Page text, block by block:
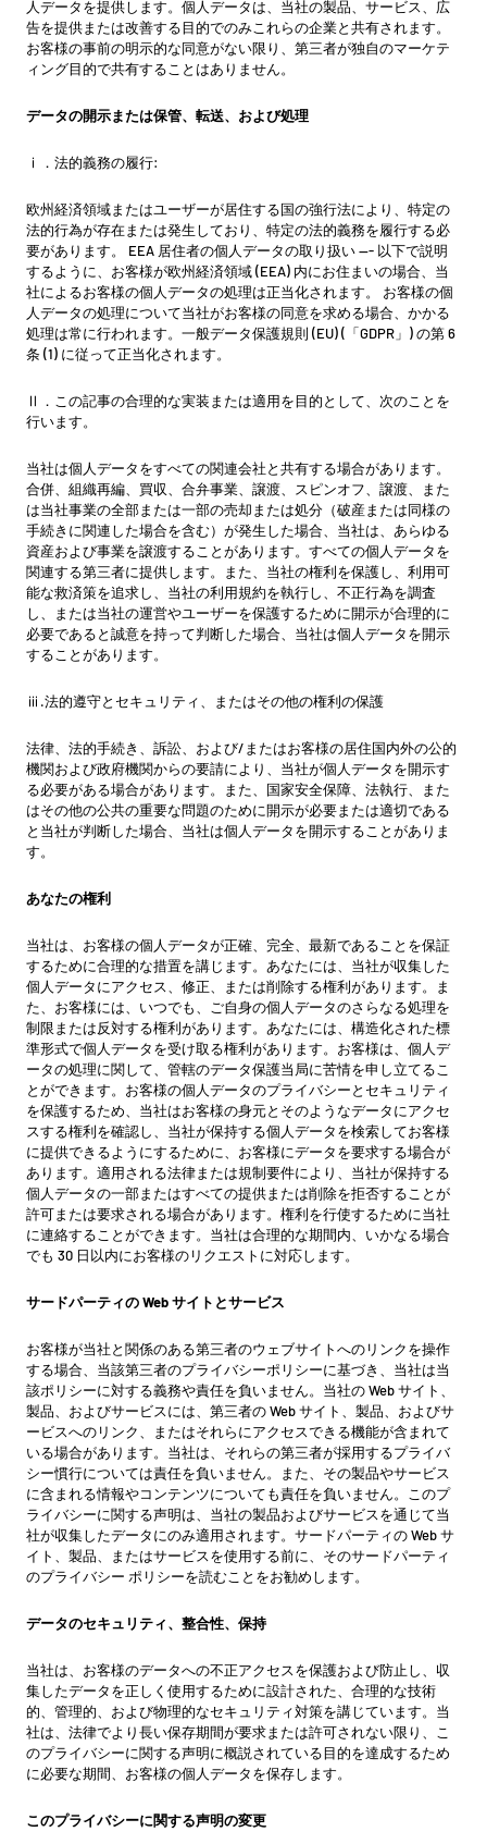
人データを提供します。個人データは、当社の製品、サービス、広
告を提供または改善する目的でのみこれらの企業と共有されます。
お客様の事前の明示的な同意がない限り、第三者が独自のマーケテ
ィング目的で共有することはありません。
データの開示または保管、転送、および処理
ⅰ．法的義務の履行:
欧州経済領域またはユーザーが居住する国の強行法により、特定の
法的行為が存在または発生しており、特定の法的義務を履行する必
要があります。 EEA 居住者の個人データの取り扱い --- 以下で説明
するように、お客様が欧州経済領域 (EEA) 内にお住まいの場合、当
社によるお客様の個人データの処理は正当化されます。 お客様の個
人データの処理について当社がお客様の同意を求める場合、かかる
処理は常に行われます。一般データ保護規則 (EU) (「GDPR」) の第 6
条 (1) に従って正当化されます。
Ⅱ．この記事の合理的な実装または適用を目的として、次のことを
行います。
当社は個人データをすべての関連会社と共有する場合があります。
合併、組織再編、買収、合弁事業、譲渡、スピンオフ、譲渡、また
は当社事業の全部または一部の売却または処分（破産または同様の
手続きに関連した場合を含む）が発生した場合、当社は、あらゆる
資産および事業を譲渡することがあります。すべての個人データを
関連する第三者に提供します。また、当社の権利を保護し、利用可
能な救済策を追求し、当社の利用規約を執行し、不正行為を調査
し、または当社の運営やユーザーを保護するために開示が合理的に
必要であると誠意を持って判断した場合、当社は個人データを開示
することがあります。
ⅲ.法的遵守とセキュリティ、またはその他の権利の保護
法律、法的手続き、訴訟、および/またはお客様の居住国内外の公的
機関および政府機関からの要請により、当社が個人データを開示す
る必要がある場合があります。また、国家安全保障、法執行、また
はその他の公共の重要な問題のために開示が必要または適切である
と当社が判断した場合、当社は個人データを開示することがありま
す。
あなたの権利
当社は、お客様の個人データが正確、完全、最新であることを保証
するために合理的な措置を講じます。あなたには、当社が収集した
個人データにアクセス、修正、または削除する権利があります。ま
た、お客様には、いつでも、ご自身の個人データのさらなる処理を
制限または反対する権利があります。あなたには、構造化された標
準形式で個人データを受け取る権利があります。お客様は、個人デ
ータの処理に関して、管轄のデータ保護当局に苦情を申し立てるこ
とができます。お客様の個人データのプライバシーとセキュリティ
を保護するため、当社はお客様の身元とそのようなデータにアクセ
スする権利を確認し、当社が保持する個人データを検索してお客様
に提供できるようにするために、お客様にデータを要求する場合が
あります。適用される法律または規制要件により、当社が保持する
個人データの一部またはすべての提供または削除を拒否することが
許可または要求される場合があります。権利を行使するために当社
に連絡することができます。当社は合理的な期間内、いかなる場合
でも 30 日以内にお客様のリクエストに対応します。
サードパーティの Web サイトとサービス
お客様が当社と関係のある第三者のウェブサイトへのリンクを操作
する場合、当該第三者のプライバシーポリシーに基づき、当社は当
該ポリシーに対する義務や責任を負いません。当社の Web サイト、
製品、およびサービスには、第三者の Web サイト、製品、およびサ
ービスへのリンク、またはそれらにアクセスできる機能が含まれて
いる場合があります。当社は、それらの第三者が採用するプライバ
シー慣行については責任を負いません。また、その製品やサービス
に含まれる情報やコンテンツについても責任を負いません。このプ
ライバシーに関する声明は、当社の製品およびサービスを通じて当
社が収集したデータにのみ適用されます。サードパーティの Web サ
イト、製品、またはサービスを使用する前に、そのサードパーティ
のプライバシー ポリシーを読むことをお勧めします。
データのセキュリティ、整合性、保持
当社は、お客様のデータへの不正アクセスを保護および防止し、収
集したデータを正しく使用するために設計された、合理的な技術
的、管理的、および物理的なセキュリティ対策を講じています。当
社は、法律でより長い保存期間が要求または許可されない限り、こ
のプライバシーに関する声明に概説されている目的を達成するため
に必要な期間、お客様の個人データを保存します。
このプライバシーに関する声明の変更